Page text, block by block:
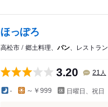
ほっぽろ
高松市 / 郷土料理、 パン、レストラン
3.20 21 人
- ～￥999 日曜日、祝日